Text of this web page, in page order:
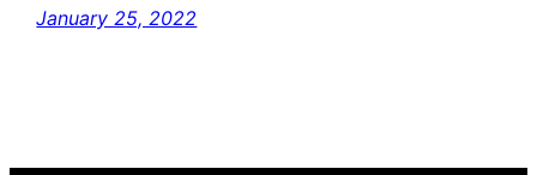
January 25, 2022